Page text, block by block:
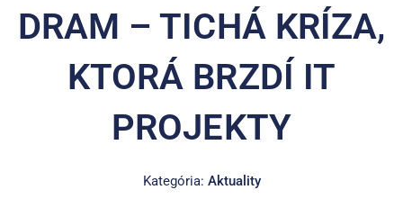
DRAM – TICHÁ KRÍZA,
KTORÁ BRZDÍ IT
PROJEKTY
Kategória: Aktuality